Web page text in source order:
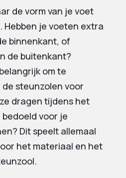
de vorm van je voet
Hebben je voeten extra
binnenkant, of
de buitenkant?
om te
steunzolen voor
dragen tijdens het
voor je
Dit speelt allemaal
het materiaal en het